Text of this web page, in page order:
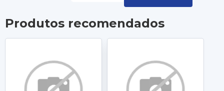
Produtos recomendados